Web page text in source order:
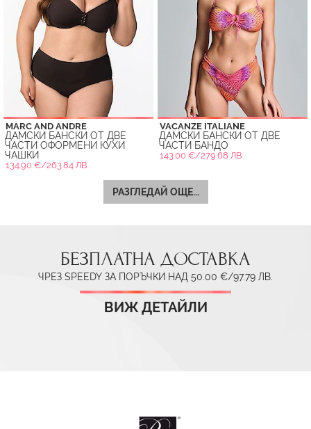
MARC AND ANDRE
ДАМСКИ БАНСКИ ОТ ДВЕ
ЧАСТИ ОФОРМЕНИ КУХИ
ЧАШКИ
134.90 €/263.84 ЛВ.
VACANZE ITALIANE
ДАМСКИ БАНСКИ ОТ ДВЕ
ЧАСТИ БАНДО
143.00 €/279.68 ЛВ.
РАЗГЛЕДАЙ ОЩЕ...
БЕЗПЛАТНА ДОСТАВКА
ЧРЕЗ SPEEDY ЗА ПОРЪЧКИ НАД 50.00 €/97.79 ЛВ.
ВИЖ ДЕТАЙЛИ